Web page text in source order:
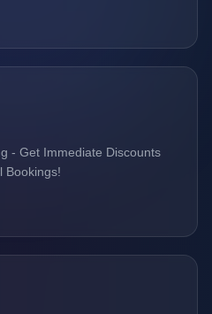
- Get Immediate Discounts
Bookings!